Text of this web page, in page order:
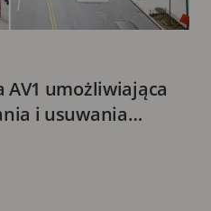
umożliwiająca
i usuwania
wideo